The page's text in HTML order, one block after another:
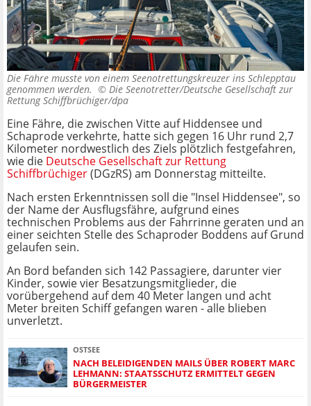
Die Fähre musste von einem Seenotrettungskreuzer ins Schlepptau
genommen werden. © Die Seenotretter/Deutsche Gesellschaft zur
Rettung Schiffbrüchiger/dpa
Eine Fähre, die zwischen Vitte auf Hiddensee und
Schaprode verkehrte, hatte sich gegen 16 Uhr rund 2,7
Kilometer nordwestlich des Ziels plötzlich festgefahren,
wie die Deutsche Gesellschaft zur Rettung
Schiffbrüchiger(DGzRS) am Donnerstag mitteilte.
Nach ersten Erkenntnissen soll die "Insel Hiddensee", so
der Name der Ausflugsfähre, aufgrund eines
technischen Problems aus der Fahrrinne geraten und an
einer seichten Stelle des Schaproder Boddens auf Grund
gelaufen sein.
An Bord befanden sich 142 Passagiere, darunter vier
Kinder, sowie vier Besatzungsmitglieder, die
vorübergehend auf dem 40 Meter langen und acht
Meter breiten Schiff gefangen waren - alle blieben
unverletzt.
OSTSEE
NACH BELEIDIGENDEN MAILS ÜBER ROBERT MARC
LEHMANN: STAATSSCHUTZ ERMITTELT GEGEN
BÜRGERMEISTER